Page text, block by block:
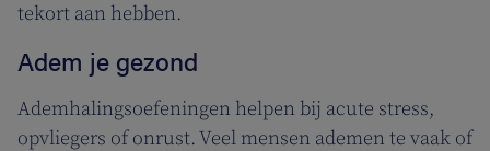
tekort aan hebben.
Adem je gezond
Ademhalingsoefeningen helpen bij acute stress,
opvliegers of onrust. Veel mensen ademen te vaak of